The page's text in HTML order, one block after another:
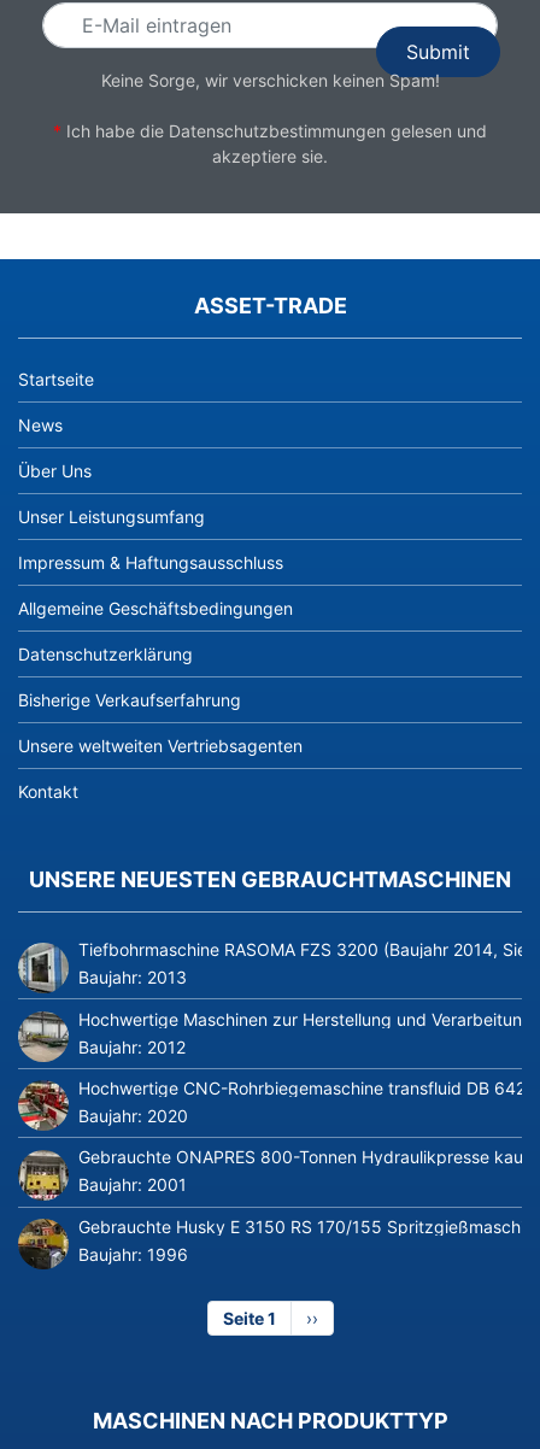
Keine Sorge, wir verschicken keinen Spam!
* Ich habe die Datenschutzbestimmungen gelesen und
akzeptiere sie.
ASSET-TRADE
Startseite
News
Über Uns
Unser Leistungsumfang
Impressum & Haftungsausschluss
Allgemeine Geschäftsbedingungen
Datenschutzerklärung
Bisherige Verkaufserfahrung
Unsere weltweiten Vertriebsagenten
Kontakt
UNSERE NEUESTEN GEBRAUCHTMASCHINEN
Tiefbohrmaschine RASOMA FZS 3200 (Baujahr 2014,
Baujahr: 2013
Hochwertige Maschinen zur Herstellung und
Baujahr: 2012
Hochwertige CNC-Rohrbiegemaschine transfluid DB
Baujahr: 2020
Gebrauchte ONAPRES 800-Tonnen Hydraulikpresse
Baujahr: 2001
Gebrauchte Husky E 3150 RS 170/155
Baujahr: 1996
Seite 1
Nächste
Seite
››
MASCHINEN NACH PRODUKTTYP